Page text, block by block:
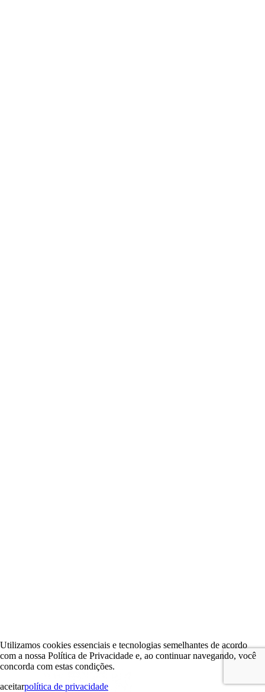
Utilizamos cookies essenciais e tecnologias semelhantes de acordo
com a nossa Política de Privacidade e, ao continuar navegando, você
concorda com estas condições.
aceitarpolítica de privacidade